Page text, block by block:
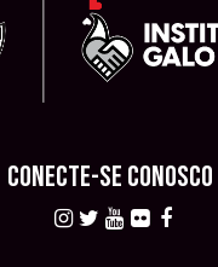
CONECTE-SE CONOSCO